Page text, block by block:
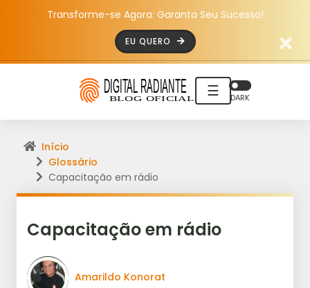
Transforme-se Agora: Garanta Seu Sucesso!
EU QUERO
☰ DARK
Início
Glossário
Capacitação em rádio
Capacitação em rádio
Amarildo Konorat